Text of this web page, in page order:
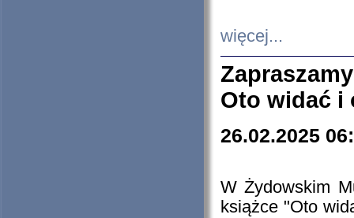
więcej...
Oto widać i
26.02.2025
W Żydowskim
książce "Oto